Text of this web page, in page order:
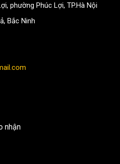
phường Phúc Lợi, TP.Hà Nội
Bắc Ninh
nhận